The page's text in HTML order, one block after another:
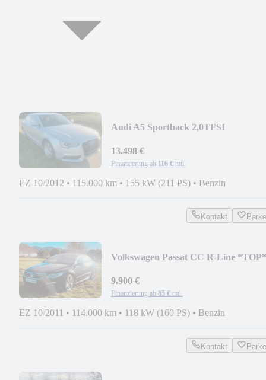
Audi A5 Sportback 2,0TFSI
13.498 €
Finanzierung ab 116 € mtl.
EZ 10/2012 • 115.000 km • 155 kW (211 PS) • Benzin
Kontakt
Volkswagen Passat CC R-Line *TOP*
9.900 €
Finanzierung ab 85 € mtl.
EZ 10/2011 • 114.000 km • 118 kW (160 PS) • Benzin
Kontakt